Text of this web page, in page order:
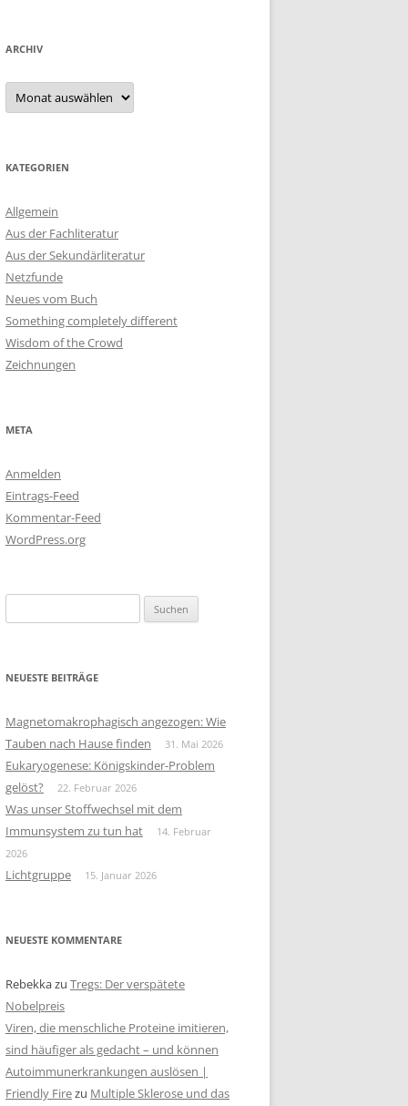
ARCHIV
Archiv
KATEGORIEN
Allgemein
Aus der Fachliteratur
Aus der Sekundärliteratur
Netzfunde
Neues vom Buch
Something completely different
Wisdom of the Crowd
Zeichnungen
META
Anmelden
Eintrags-Feed
Kommentar-Feed
WordPress.org
nach:
NEUESTE BEITRÄGE
Magnetomakrophagisch angezogen: Wie
Tauben nach Hause finden
31. Mai 2026
Eukaryogenese: Königskinder-Problem
gelöst?
22. Februar 2026
Was unser Stoffwechsel mit dem
Immunsystem zu tun hat
14. Februar
2026
Lichtgruppe 15. Januar 2026
NEUESTE KOMMENTARE
Rebekkazu Tregs: Der verspätete
Nobelpreis
Viren, die menschliche Proteine imitieren,
sind häufiger als gedacht – und können
Autoimmunerkrankungen auslösen |
Friendly Firezu Multiple Sklerose und das